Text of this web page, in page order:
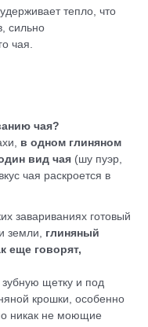
тепло, что
сильно
чая.
чая?
в одном глиняном
вид чая (шу пуэр,
чая раскроется в
завариваниях готовый
земли, глиняный
еще говорят,
зубную щетку и под
крошки, особенно
никак не моющие